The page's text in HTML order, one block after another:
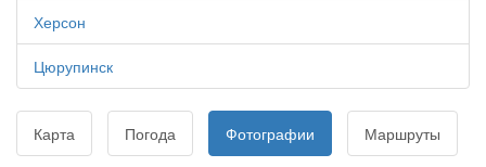
Херсон
Цюрупинск
Карта Погода Фотографии Маршруты